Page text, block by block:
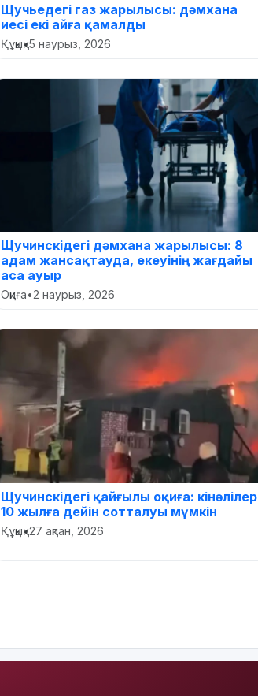
Щучьедегі газ жарылысы: дәмхана
иесі екі айға қамалды
Құқық•5 наурыз, 2026
Щучинскідегі дәмхана жарылысы: 8
адам жансақтауда, екеуінің жағдайы
аса ауыр
Оқиға•2 наурыз, 2026
Щучинскідегі қайғылы оқиға: кінәлілер
10 жылға дейін сотталуы мүмкін
Құқық•27 ақпан, 2026